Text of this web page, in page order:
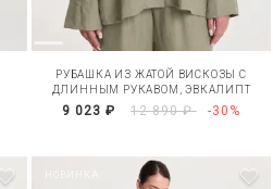
РУБАШКА ИЗ ЖАТОЙ ВИСКОЗЫ С
ДЛИННЫМ РУКАВОМ, ЭВКАЛИПТ
9 023 ₽ 12 890 ₽ -30%